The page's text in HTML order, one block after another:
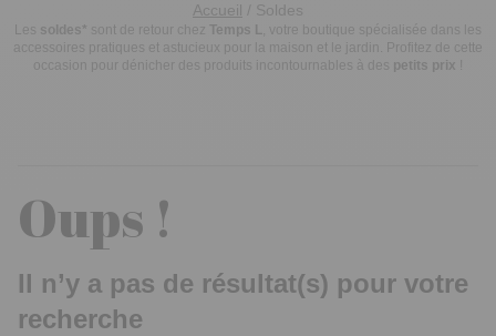
Accueil / Soldes
Les soldes* sont de retour chez Temps L , votre boutique spécialisée dans les
accessoires pratiques et astucieux pour la maison et le jardin. Profitez de cette
occasion pour dénicher des produits incontournables à des petits prix !
Oups !
Il n’y a pas de résultat(s) pour votre
recherche